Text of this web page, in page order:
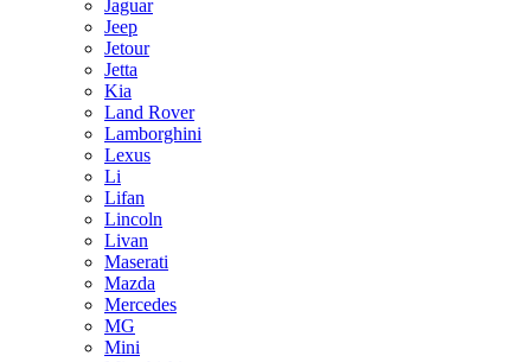
Jaguar
Jeep
Jetour
Jetta
Kia
Land Rover
Lamborghini
Lexus
Li
Lifan
Lincoln
Livan
Maserati
Mazda
Mercedes
MG
Mini